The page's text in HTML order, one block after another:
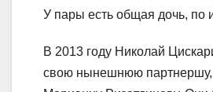
У пары есть общая дочь, по
В 2013 году Николай
свою нынешнюю